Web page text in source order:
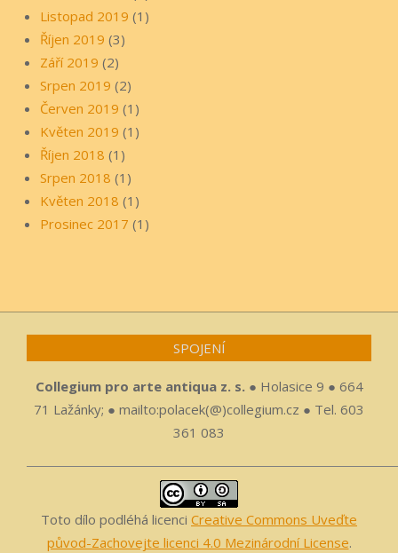
Listopad 2019 (1)
Říjen 2019 (3)
Září 2019 (2)
Srpen 2019 (2)
Červen 2019 (1)
Květen 2019 (1)
Říjen 2018 (1)
Srpen 2018 (1)
Květen 2018 (1)
Prosinec 2017 (1)
SPOJENÍ
Collegium pro arte antiqua z. s. ● Holasice 9 ● 664
71 Lažánky; ● mailto:polacek(@)collegium.cz ● Tel. 603
361 083
Toto dílo podléhá licenci Creative Commons Uveďte
původ-Zachovejte licenci 4.0 Mezinárodní License.